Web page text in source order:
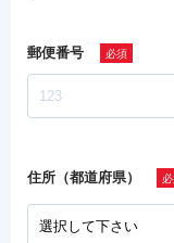
郵便番号
住所（都道府県）